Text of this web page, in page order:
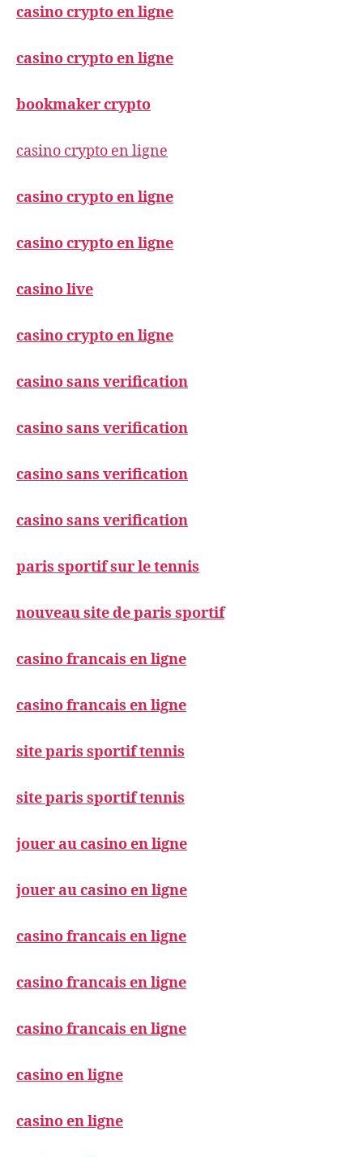
casino crypto en ligne
casino crypto en ligne
bookmaker crypto
casino crypto en ligne
casino crypto en ligne
casino crypto en ligne
casino live
casino crypto en ligne
casino sans verification
casino sans verification
casino sans verification
casino sans verification
paris sportif sur le tennis
nouveau site de paris sportif
casino francais en ligne
casino francais en ligne
site paris sportif tennis
site paris sportif tennis
jouer au casino en ligne
jouer au casino en ligne
casino francais en ligne
casino francais en ligne
casino francais en ligne
casino en ligne
casino en ligne